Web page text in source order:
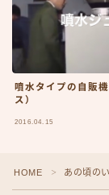
テレビ番組80-
デモプリセッ
バイク
バイク50-59
バイク60-69
バイク70-79
バイク80-89
噴水タイプの自販
ス）
2016.04.15
HOME ＞ あの頃の